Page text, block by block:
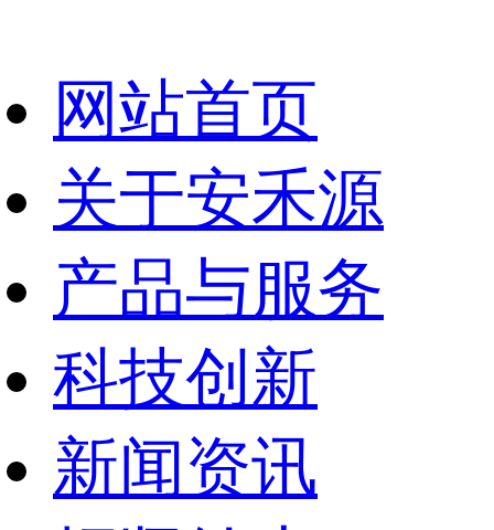
网站首页
关于安禾源
产品与服务
科技创新
新闻资讯